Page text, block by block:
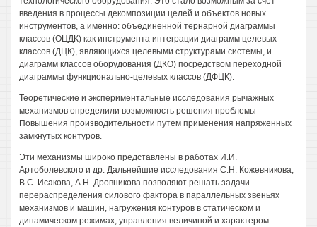
введения в процессы декомпозиции целей и объектов новых
инструментов, а именно: объединенной тернарной диаграммы
классов (ОЦДК) как инструмента интеграции диаграмм целевых
классов (ДЦК), являющихся целевыми структурами системы, и
диаграмм классов оборудования (ДКО) посредством переходной
диаграммы функционально-целевых классов (ДФЦК).
Теоретические и экспериментальные исследования рычажных
механизмов определили возможность решения проблемы
Повышения производительности путем применения напряженных
замкнутых контуров.
Эти механизмы широко представлены в работах И.И.
Артоболевского и др. Дальнейшие исследования С.Н. Кожевникова,
B.C. Исакова, А.Н. Дровникова позволяют решать задачи
перераспределения силового фактора в параллельных звеньях
механизмов и машин, нагружения контуров в статическом и
динамическом режимах, управления величиной и характером